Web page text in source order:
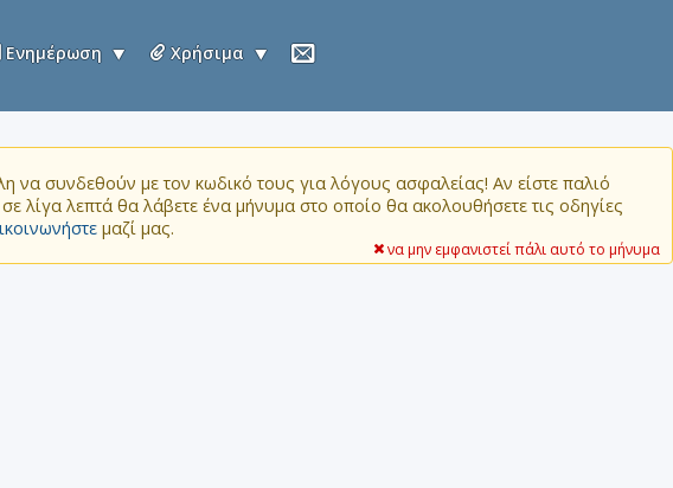
Ενημέρωση Χρήσιμα
να συνδεθούν με τον κωδικό τους για λόγους ασφαλείας! Αν είστε παλιό
λίγα λεπτά θα λάβετε ένα μήνυμα στο οποίο θα ακολουθήσετε τις οδηγίες
μαζί μας.
να μην εμφανιστεί πάλι αυτό το μήνυμα